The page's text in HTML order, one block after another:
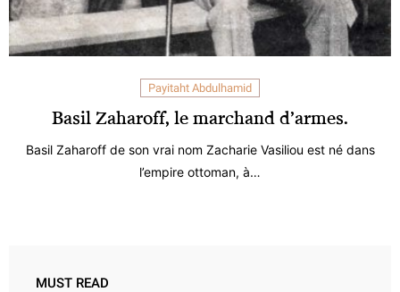
Payitaht Abdulhamid
Basil Zaharoff, le marchand d’armes.
Basil Zaharoff de son vrai nom Zacharie Vasiliou est né dans
l’empire ottoman, à…
MUST READ